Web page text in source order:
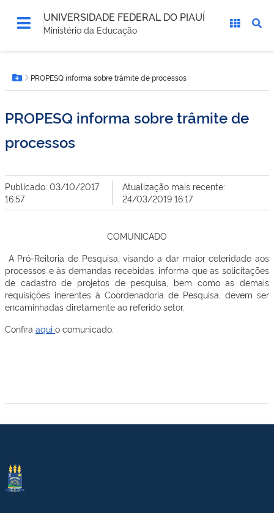
UNIVERSIDADE FEDERAL DO PIAUÍ
Ministério da Educação
está
aqui:Botão Menu
PROPESQ informa sobre trâmite de processos
PROPESQ informa sobre trâmite de
processos
Publicado: 03/10/2017
16:57
Atualização mais recente:
24/03/2019 16:17
COMUNICADO
A Pró-Reitoria de Pesquisa, visando a dar maior celeridade aos
processos e às demandas recebidas, informa que as solicitações
de cadastro de projetos de pesquisa, bem como as demais
requisições inerentes à Coordenadoria de Pesquisa, devem ser
encaminhadas diretamente ao referido setor.
Confira aqui o comunicado.